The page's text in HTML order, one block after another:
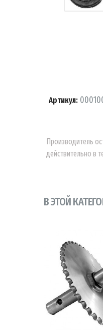
Артикул:
Производитель
действительно в
В ЭТОЙ
В